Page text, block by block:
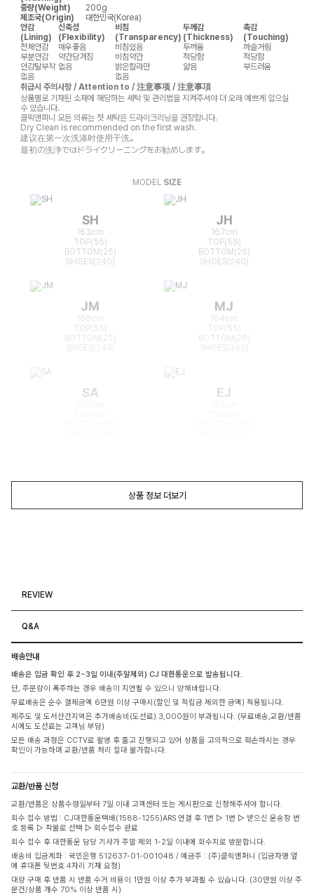
중량(Weight)
200g
제조국(Origin)
대한민국(Korea)
안감
(Lining)
신축성
(Flexibility)
비침
(Transparency)
두께감
(Thickness)
촉감
(Touching)
전체안감
매우좋음 비침있음 두꺼움
까슬거림
부분안감
약간당겨짐 비침약간 적당함
적당함
안감탈부착 없음 밝은칼라만 얇음
부드러움
없음
없음
취급시 주의사항 / Attention to / 注意事项 / 注意事項
상품별로 기재된 소재에 해당하는 세탁 및 관리법을 지켜주셔야 더 오래 예쁘게 입으실
수 있습니다.
클릭앤퍼니 모든 의류는 첫 세탁은 드라이크리닝을 권장합니다.
Dry Clean is recommended on the first wash.
建议在第一次洗涤时使用干洗。
最初の洗浄ではドライクリーニングをお勧めします。
MODEL SIZE
SH
163cm
TOP(55)
BOTTOM(26)
SHOES(240)
JH
167cm
TOP(55)
BOTTOM(26)
SHOES(240)
JM
166cm
TOP(55)
BOTTOM(25)
MJ
164cm
TOP(55)
BOTTOM(26)
SA EJ
상품 정보 더보기
REVIEW
Q&A
배송안내
배송은 입금 확인 후 2~3일 이내(주말제외) CJ 대한통운으로 발송됩니다.
단, 주문량이 폭주하는 경우 배송이 지연될 수 있으니 양해바랍니다.
무료배송은 순수 결제금액 6만원 이상 구매시(할인 및 적립금 제외한 금액) 적용됩니다.
제주도 및 도서산간지역은 추가배송비(도선료) 3,000원이 부과됩니다. (무료배송,교환/반품
시에도 도선료는 고객님 부담)
모든 배송 과정은 CCTV로 촬영 후 출고 진행되고 있어 상품을 고의적으로 훼손하시는 경우
확인이 가능하며 교환/반품 처리 절대 불가합니다.
교환/반품 신청
교환/반품은 상품수령일부터 7일 이내 고객센터 또는 게시판으로 신청해주셔야 합니다.
회수 접수 방법 : CJ대한통운택배(1588-1255)ARS 연결 후 1번 ▷ 1번 ▷ 받으신 운송장 번
호 등록 ▷ 착불로 선택 ▷ 회수접수 완료
회수 접수 후 대한통운 담당 기사가 주말 제외 1-2일 이내에 회수지로 방문합니다.
배송비 입금계좌 : 국민은행 512637-01-001048 / 예금주 : (주)클릭앤퍼니 (입금자명 옆
에 휴대폰 뒷번호 4자리 기재 요청)
대량 구매 후 반품 시 반품 수거 비용이 1만원 이상 추가 부과될 수 있습니다. (30만원 이상 주
문건/상품 개수 70% 이상 반품 시)